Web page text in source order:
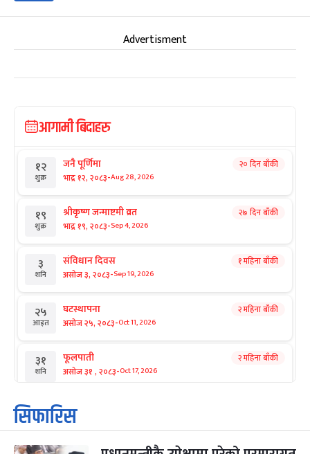
Advertisment
आगामी बिदाहरु
१२
शुक्र
जनै पूर्णिमा
भाद्र १२, २०८३-Aug 28, 2026
२० दिन बाँकी
१९
शुक्र
श्रीकृष्ण जन्माष्टमी व्रत
भाद्र १९, २०८३-Sep 4, 2026
२७ दिन बाँकी
३
शनि
संविधान दिवस
असोज ३, २०८३-Sep 19, 2026
१ महिना बाँकी
२५
आइत
घटस्थापना
असोज २५, २०८३-Oct 11, 2026
२ महिना बाँकी
३१
शनि
फूलपाती
असोज ३१ , २०८३-Oct 17, 2026
२ महिना बाँकी
१
आइत
कार्तिक सङ्क्रान्ति
कार्तिक १, २०८३
सिफारिस